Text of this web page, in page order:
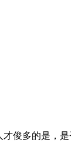
俊多的是，是